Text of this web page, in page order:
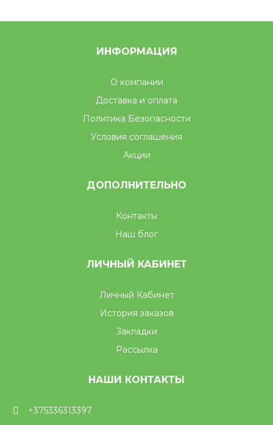
ИНФОРМАЦИЯ
О компании
Доставка и оплата
Политика Безопасности
Условия соглашения
Акции
ДОПОЛНИТЕЛЬНО
Контакты
Наш блог
ЛИЧНЫЙ КАБИНЕТ
Личный Кабинет
История заказов
Закладки
Рассылка
НАШИ КОНТАКТЫ
+375336313397